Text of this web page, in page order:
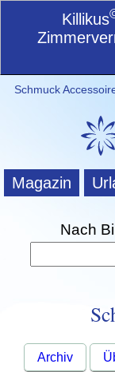
Killikus
Schmuck
Magazin
Nach
Archiv